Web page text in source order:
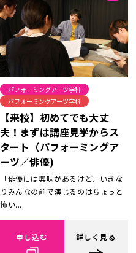
パフォーミングアーツ学科
パフォーミングアーツ学科
【来校】初めてでも大丈
夫！まずは講座見学からス
タート（パフォーミングア
ーツ／俳優)
「俳優には興味があるけど、いきな
りみんなの前で演じるのはちょっと
怖い...
申し込む 詳しく見る